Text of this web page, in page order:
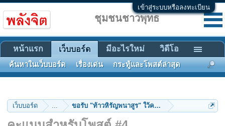
เข้าสู่ระบบหรือลงทะเบียน
เว็บบอร์ด ... ขอรับ "ท้าวหิรัญพนาสูร" ใว้คล้องคอ 1 องค์ครับ
ชุมชนชาวพุทธ
หน้าแรก เว็บบอร์ด
ค้นหาในเว็บบอร์ด เรื่องเด่น กระทู้และโพสต์ล่าสุด
มีอะไรใหม่ วิดีโอ